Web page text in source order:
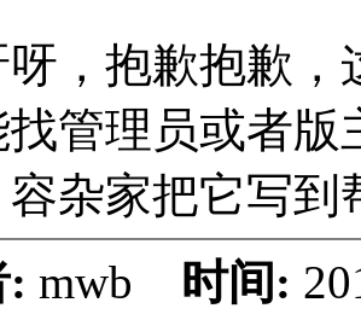
，抱歉抱歉，
找管理员或者
容杂家把它写到
: mwb 时间: